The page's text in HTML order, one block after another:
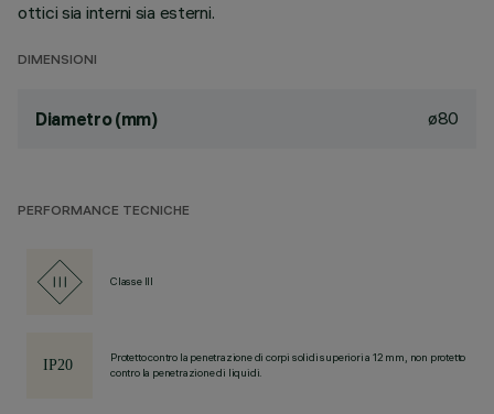
ottici sia interni sia esterni.
DIMENSIONI
Diametro (mm) ø80
PERFORMANCE TECNICHE
Classe III
Protetto contro la penetrazione di corpi solidi superiori a 12 mm, non protetto
contro la penetrazione di liquidi.